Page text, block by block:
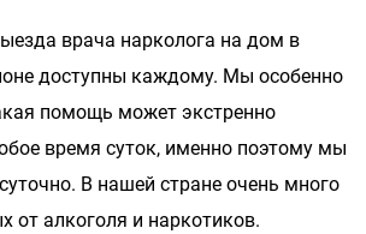
врача нарколога на дом в
доступны каждому. Мы особенно
помощь может экстренно
время суток, именно поэтому мы
В нашей стране очень много
от алкоголя и наркотиков.